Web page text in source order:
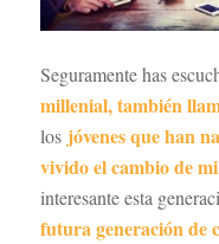
Seguramente has
millenial, también
losjóvenes que han
vivido el cambio de
interesante esta
futura generación de